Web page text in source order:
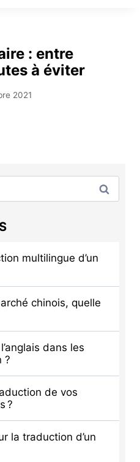
: entre
à éviter
2021
multilingue d’un
chinois, quelle
dans les
?
de vos
?
la traduction d’un